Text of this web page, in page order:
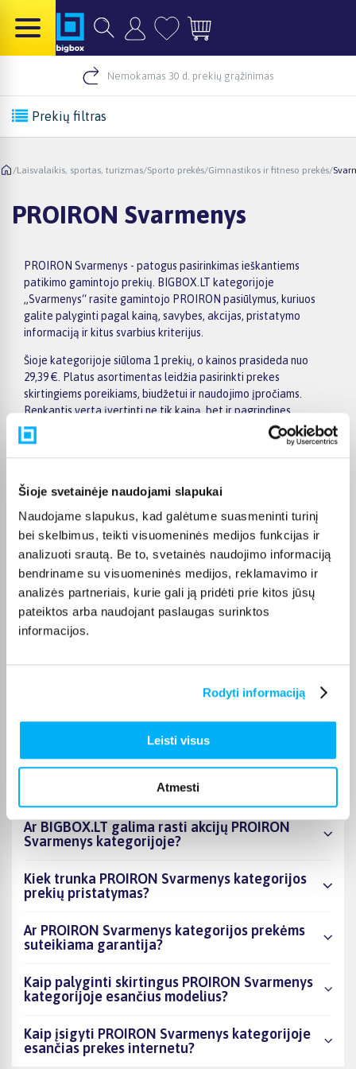
Šioje svetainėje naudojami slapukai
Naudojame slapukus, kad galėtume suasmeninti turinį
bei skelbimus, teikti visuomeninės medijos funkcijas ir
analizuoti srautą. Be to, svetainės naudojimo informaciją
bendriname su visuomeninės medijos, reklamavimo ir
analizės partneriais, kurie gali ją pridėti prie kitos jūsų
pateiktos arba naudojant paslaugas surinktos
informacijos.
Rodyti informaciją
Leisti visus
Atmesti
Nemokamas 30 d. prekių grąžinimas
Prekių filtras
/Laisvalaikis, sportas, turizmas/Sporto prekės/Gimnastikos ir fitneso prekės/
PROIRON Svarmenys
PROIRON Svarmenys - patogus pasirinkimas ieškantiems
patikimo gamintojo prekių. BIGBOX.LT kategorijoje
„Svarmenys“ rasite gamintojo PROIRON pasiūlymus, kuriuos
galite palyginti pagal kainą, savybes, akcijas, pristatymo
informaciją ir kitus svarbius kriterijus.
Šioje kategorijoje siūloma 1 prekių, o kainos prasideda nuo
29,39 €. Platus asortimentas leidžia pasirinkti prekes
skirtingiems poreikiams, biudžetui ir naudojimo įpročiams.
Renkantis verta įvertinti ne tik kainą, bet ir pagrindines
savybes, funkcionalumą, komplektaciją, garantijos sąlygas bei
taikomus specialius pasiūlymus.
pasiūlymus ir patogiai palyginti PROIRON prekes tarpusavyje.
informaciją ir prekės aprašymą, kad galėtumėte priimti patogų
ir apgalvotą sprendimą.
Palyginkite PROIRON prekes BIGBOX.LT ir išsirinkite
DUK
esantys produktai šiuo metu populiariausi?
Kiek prekių yra PROIRON Svarmenys
Ar BIGBOX.LT galima rasti akcijų PROIRON
Svarmenys kategorijoje?
Kiek trunka PROIRON Svarmenys kategorijos
prekių pristatymas?
Ar PROIRON Svarmenys kategorijos prekėms
suteikiama garantija?
Kaip palyginti skirtingus PROIRON Svarmenys
kategorijoje esančius modelius?
Kaip įsigyti PROIRON Svarmenys kategorijoje
esančias prekes internetu?